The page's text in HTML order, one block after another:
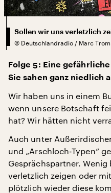
Sollen wir uns verletzlich
© Deutschlandradio / Marc
Folge 5: Eine gefährliche
Sie sahen ganz niedlich
Wir haben uns in einem
wenn unsere Botschaft
hat? Wir hätten nicht
Auch unter
und „Arschloch-Typen“
Gesprächspartner.
verletzlich zeigen oder
plötzlich wieder diese